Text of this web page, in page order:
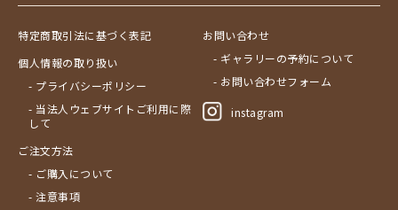
特定商取引法に基づく表記
個人情報の取り扱い
- プライバシーポリシー
- 当法人ウェブサイトご利用に際
して
ご注文方法
- ご購入について
- 注意事項
お問い合わせ
- ギャラリーの予約について
- お問い合わせフォーム
instagram